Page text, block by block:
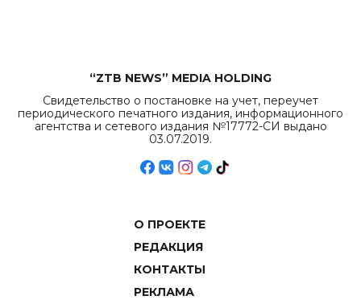
“ZTB NEWS” MEDIA HOLDING
Свидетельство о постановке на учет, переучет
периодического печатного издания, информационного
агентства и сетевого издания №17772-СИ выдано
03.07.2019.
О ПРОЕКТЕ
РЕДАКЦИЯ
КОНТАКТЫ
РЕКЛАМА